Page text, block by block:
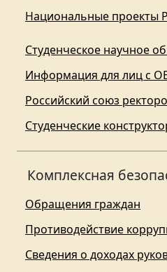
Национальные проекты
Студенческое научное
Информация для лиц с
Российский союз
Студенческие
Комплексная
Обращения граждан
Противодействие
Сведения о доходах